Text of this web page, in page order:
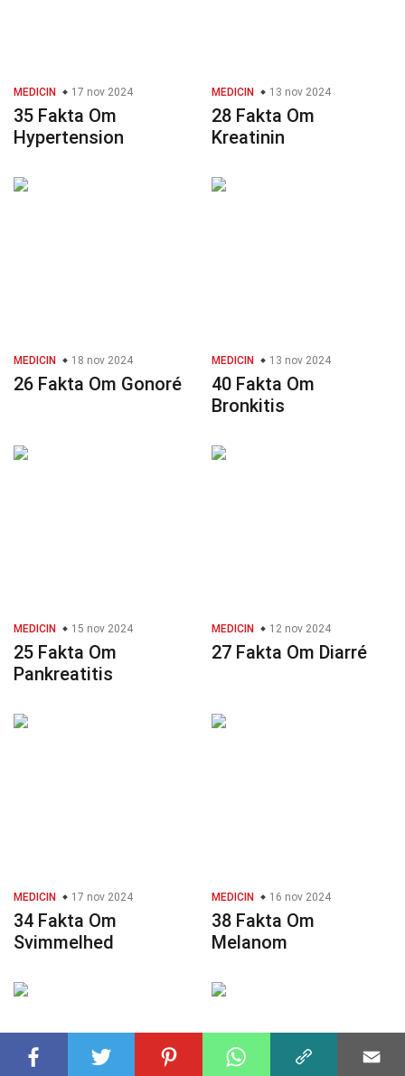
MEDICIN 17 nov 2024
35 Fakta Om
Hypertension
MEDICIN 13 nov 2024
28 Fakta Om
Kreatinin
MEDICIN 18 nov 2024
26 Fakta Om Gonoré
MEDICIN 13 nov 2024
40 Fakta Om
Bronkitis
MEDICIN 15 nov 2024
25 Fakta Om
Pankreatitis
MEDICIN 12 nov 2024
27 Fakta Om Diarré
MEDICIN 17 nov 2024
34 Fakta Om
Svimmelhed
MEDICIN 16 nov 2024
38 Fakta Om
Melanom